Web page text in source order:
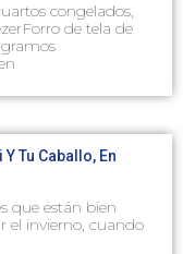
congelados,
de tela de
Tu Caballo, En
que están bien
el invierno, cuando